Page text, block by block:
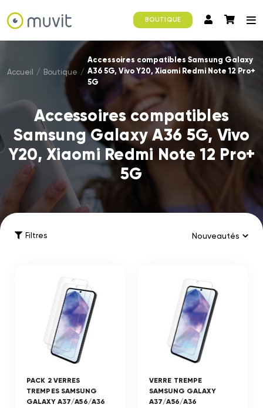
BOUTIQUE
Accueil / Boutique /
Accessoires compatibles Samsung Galaxy
A36 5G, Vivo Y20, Xiaomi Redmi Note 12 Pro+
5G
Accessoires compatibles
Samsung Galaxy A36 5G, Vivo
Y20, Xiaomi Redmi Note 12 Pro+
5G
Filtres
PACK 2 VERRES
TREMPES SAMSUNG
GALAXY A37/A56/A36
VERRE TREMPE
SAMSUNG GALAXY
A37/A56/A36